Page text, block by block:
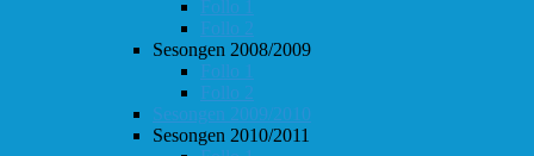
Follo 1
Follo 2
Sesongen 2008/2009
Follo 1
Follo 2
Sesongen 2009/2010
Sesongen 2010/2011